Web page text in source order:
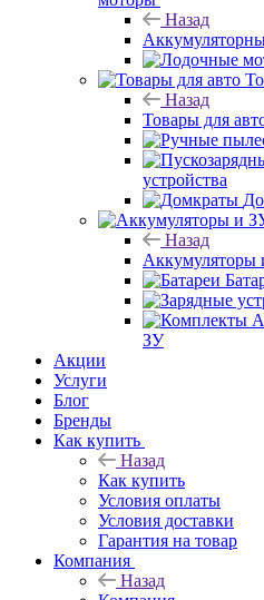
Назад
Назад
Товары для
устройства
Назад
Аккумуляторы
ЗУ
Акции
Услуги
Блог
Бренды
Как купить
Назад
Как купить
Условия оплаты
Условия доставки
Гарантия на товар
Компания
Назад